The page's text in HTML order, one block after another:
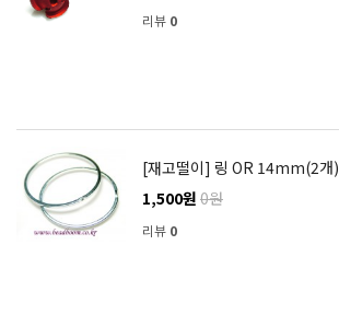
리뷰 0
[재고떨이] 링 OR 14mm(2개)
1,500원 0원
리뷰 0